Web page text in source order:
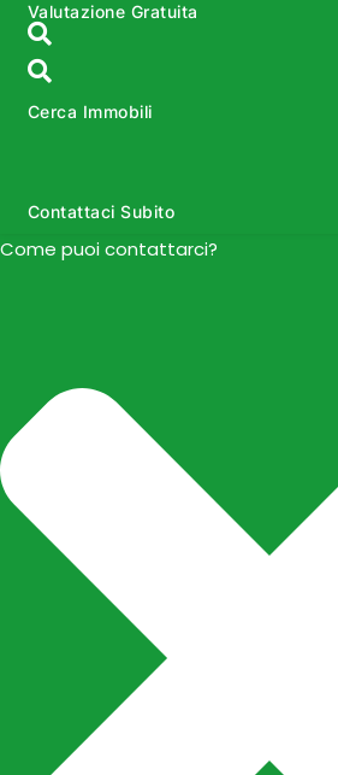
Valutazione Gratuita
Cerca Immobili
Contattaci Subito
Come puoi contattarci?